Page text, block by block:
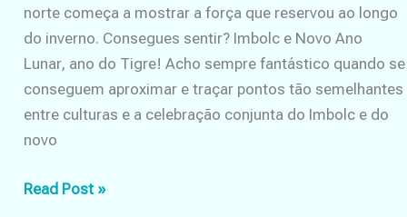
norte começa a mostrar a força que reservou ao longo
do inverno. Consegues sentir? Imbolc e Novo Ano
Lunar, ano do Tigre! Acho sempre fantástico quando se
conseguem aproximar e traçar pontos tão semelhantes
entre culturas e a celebração conjunta do Imbolc e do
novo
A
Read Post »